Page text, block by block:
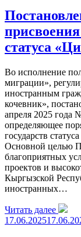
статуса
Во исполнение
миграции»,
иностранным
кочевник»,
апреля 2025 года
определяющее
государств
Основной целью
благоприятных
проектов и
Кыргызской
иностранных…
Читать далее
17.06.2025